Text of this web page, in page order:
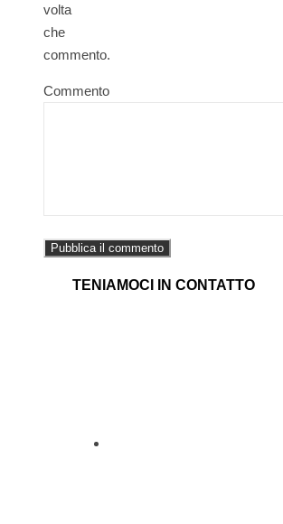
volta
che
commento.
Commento
TENIAMOCI IN CONTATTO